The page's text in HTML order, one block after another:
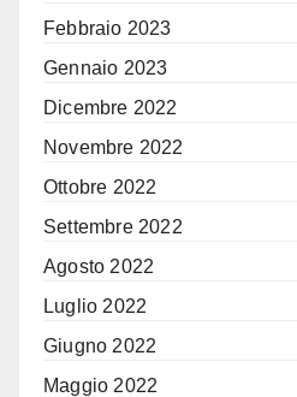
Febbraio 2023
Gennaio 2023
Dicembre 2022
Novembre 2022
Ottobre 2022
Settembre 2022
Agosto 2022
Luglio 2022
Giugno 2022
Maggio 2022